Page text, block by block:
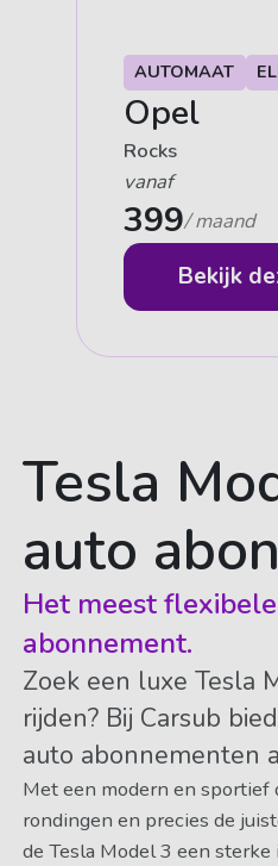
AUTOMAAT
Opel
Rocks
vanaf
399/ maand
Bekijk
Tesla
auto
Het meest
abonnement.
Zoek een luxe Tesla
rijden? Bij Carsub
auto abonnementen
Met een modern en sportief
rondingen en precies de
de Tesla Model 3 een sterke